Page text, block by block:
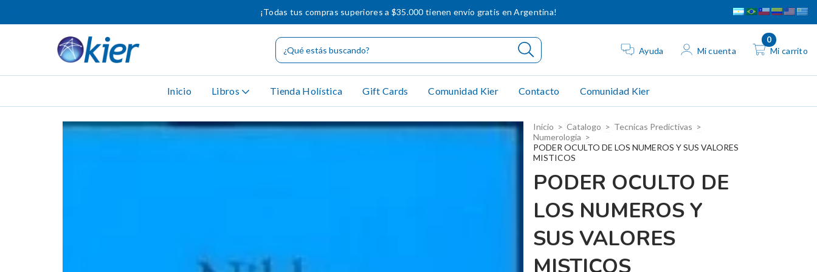
¡Todas tus compras superiores a $35.000 tienen envío gratis en Argentina!
Ayuda Mi cuenta Mi carrito
0
Inicio Libros Tienda Holística Gift Cards Comunidad Kier Contacto Comunidad Kier
Inicio > Catalogo > Tecnicas Predictivas >
Numerologia >
PODER OCULTO DE LOS NUMEROS Y SUS VALORES
MISTICOS
PODER OCULTO DE
LOS NUMEROS Y
SUS VALORES